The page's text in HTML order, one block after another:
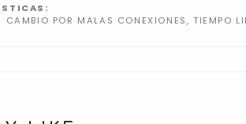
CAMBIO POR MALAS CONEXIONES, TIEMPO